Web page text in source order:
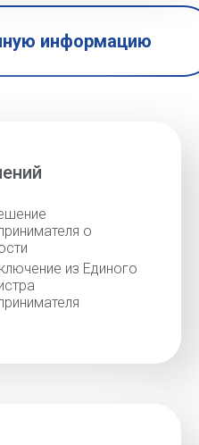
информацию
о
из Единого